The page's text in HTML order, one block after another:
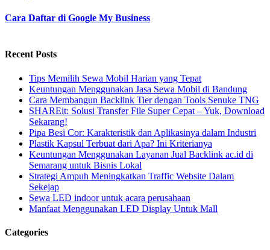
Cara Daftar di Google My Business
Recent Posts
Tips Memilih Sewa Mobil Harian yang Tepat
Keuntungan Menggunakan Jasa Sewa Mobil di Bandung
Cara Membangun Backlink Tier dengan Tools Senuke TNG
SHAREit: Solusi Transfer File Super Cepat – Yuk, Download
Sekarang!
Pipa Besi Cor: Karakteristik dan Aplikasinya dalam Industri
Plastik Kapsul Terbuat dari Apa? Ini Kriterianya
Keuntungan Menggunakan Layanan Jual Backlink ac.id di
Semarang untuk Bisnis Lokal
Strategi Ampuh Meningkatkan Traffic Website Dalam
Sekejap
Sewa LED indoor untuk acara perusahaan
Manfaat Menggunakan LED Display Untuk Mall
Categories